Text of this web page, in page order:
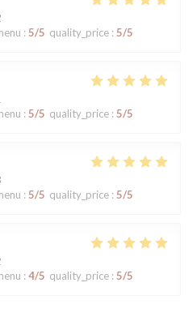
: 5/5 quality_price : 5/5
: 5/5 quality_price : 5/5
: 5/5 quality_price : 5/5
: 4/5 quality_price : 5/5